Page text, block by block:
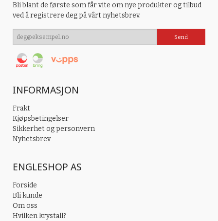
Bli blant de første som får vite om nye produkter og tilbud
ved å registrere deg på vårt nyhetsbrev.
INFORMASJON
Frakt
Kjøpsbetingelser
Sikkerhet og personvern
Nyhetsbrev
ENGLESHOP AS
Forside
Bli kunde
Om oss
Hvilken krystall?